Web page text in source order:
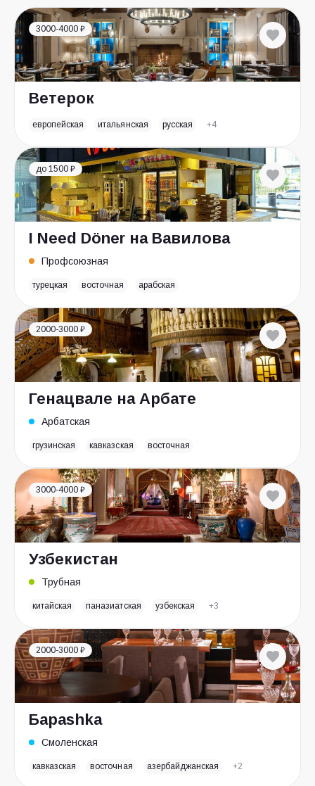
3000-4000 ₽
Ветерок
европейская итальянская русская +4
до 1500 ₽
I Need Döner на Вавилова
Профсоюзная
турецкая восточная арабская
2000-3000 ₽
Генацвале на Арбате
Арбатская
грузинская кавказская восточная
3000-4000 ₽
Узбекистан
Трубная
китайская паназиатская узбекская +3
2000-3000 ₽
Бараshka
Смоленская
кавказская восточная азербайджанская +2